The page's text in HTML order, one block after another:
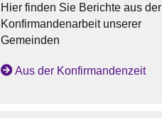
Hier finden Sie Berichte aus der
Konfirmandenarbeit unserer
Gemeinden
Aus der Konfirmandenzeit